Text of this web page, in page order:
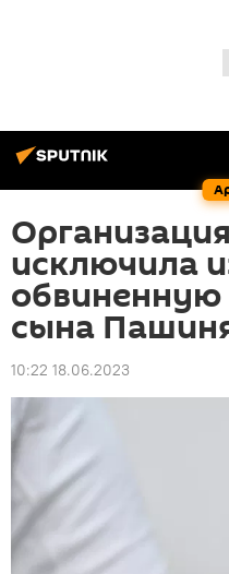
исключила
сына
10:22 18.06.2023